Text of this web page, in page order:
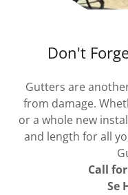
Don't
Gutters are
from damage.
or a whole new
and length for all
Call
Se